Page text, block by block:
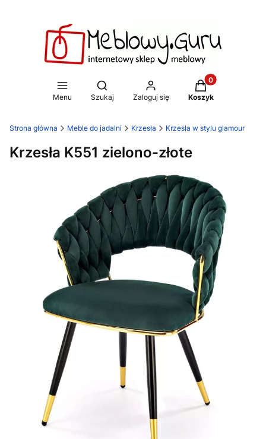
Menu
Otwórz wyszukiwarkę
Szukaj Zaloguj się
Produkty w
Koszyk
Strona główna Meble do jadalni Krzesła Krzesła w stylu glamour
Krzesła K551 zielono-złote